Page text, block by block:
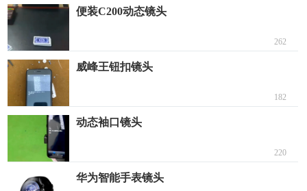
便装C200动态镜头
262
威峰王钮扣镜头
182
动态袖口镜头
220
华为智能手表镜头